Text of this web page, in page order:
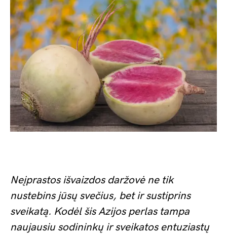
Neįprastos išvaizdos daržovė ne tik
nustebins jūsų svečius, bet ir sustiprins
sveikatą. Kodėl šis Azijos perlas tampa
naujausiu sodininkų ir sveikatos entuziastų